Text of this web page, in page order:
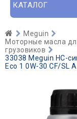
КАТАЛОГ
Meguin
Моторные масла
грузовиков
33038 Meguin НС-
Eco 1 0W-30 CF/SL